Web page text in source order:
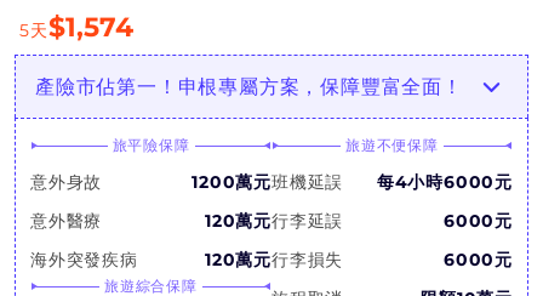
5天$1,574
產險市佔第一！申根專屬方案，保障豐富全面！
旅平險保障
意外身故
1200萬元
意外醫療
120萬元
海外突發疾病
120萬元
旅遊綜合保障
旅遊不便保障
班機延誤
每4小時6000元
行李延誤
6000元
行李損失
6000元